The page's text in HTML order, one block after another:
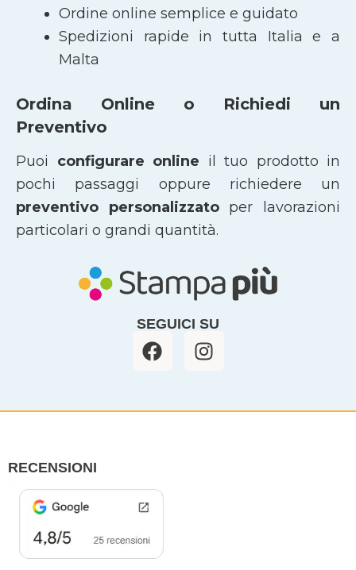
Ordine online semplice e guidato
Spedizioni rapide in tutta Italia e a
Malta
Ordina Online o Richiedi un
Preventivo
Puoi configurare online il tuo prodotto in
pochi passaggi oppure richiedere un
preventivo personalizzatoper lavorazioni
particolari o grandi quantità.
SEGUICI SU
F
a
b
I
n
a
RECENSIONI